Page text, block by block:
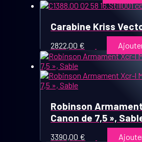
Carabine Kriss
2822,00 €
Robinson
Canon de 7,5 »,
3390,00 €